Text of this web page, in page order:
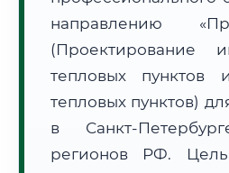
Расчет логистики оригиналов:
• Экспресс-доставка СДЭК / Почтой: 4–6
направлению
(Проектирование
тепловых пунктов
тепловых пунктов)
в Санкт-
регионов РФ.